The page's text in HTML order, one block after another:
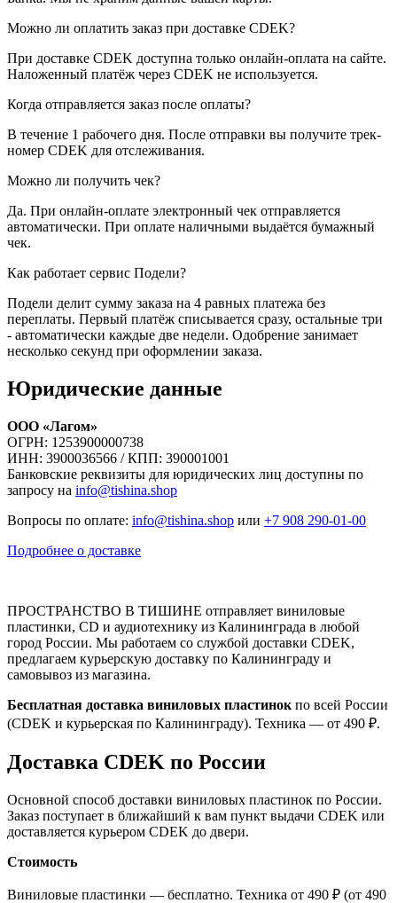
Можно ли оплатить заказ при доставке CDEK?
При доставке CDEK доступна только онлайн-оплата на сайте.
Наложенный платёж через CDEK не используется.
Когда отправляется заказ после оплаты?
В течение 1 рабочего дня. После отправки вы получите трек-
номер CDEK для отслеживания.
Можно ли получить чек?
Да. При онлайн-оплате электронный чек отправляется
автоматически. При оплате наличными выдаётся бумажный
чек.
Как работает сервис Подели?
Подели делит сумму заказа на 4 равных платежа без
переплаты. Первый платёж списывается сразу, остальные три
- автоматически каждые две недели. Одобрение занимает
несколько секунд при оформлении заказа.
Юридические данные
ООО «Лагом»
ОГРН: 1253900000738
ИНН: 3900036566 / КПП: 390001001
Банковские реквизиты для юридических лиц доступны по
запросу на info@tishina.shop
Вопросы по оплате: info@tishina.shop или +7 908 290-01-00
Подробнее о доставке
ПРОСТРАНСТВО В ТИШИНЕ отправляет виниловые
пластинки, CD и аудиотехнику из Калининграда в любой
город России. Мы работаем со службой доставки CDEK,
предлагаем курьерскую доставку по Калининграду и
самовывоз из магазина.
Бесплатная доставка виниловых пластинок по всей России
(CDEK и курьерская по Калининграду). Техника — от 490 ₽.
Доставка CDEK по России
Основной способ доставки виниловых пластинок по России.
Заказ поступает в ближайший к вам пункт выдачи CDEK или
доставляется курьером CDEK до двери.
Стоимость
Виниловые пластинки — бесплатно. Техника от 490 ₽ (от 490